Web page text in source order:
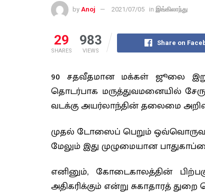
by Anoj 2021/07/05 in இங்கிலாந்து
29
SHARES
983
VIEWS
Share on
90 சதவீதமான மக்கள் ஜூலை
தொடர்பாக மருத்துவமனையில்
வடக்கு அயர்லாந்தின் தலைமை
முதல் டோஸைப் பெறும்
மேலும் இது முழுமையான
எனினும், கோடைகாலத்தின்
அதிகரிக்கும் என்று சுகாதாரத் துறை